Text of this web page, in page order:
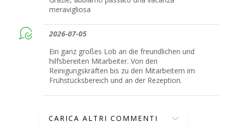
meravigliosa
2026-07-05
Ein ganz großes Lob an die freundlichen und
hilfsbereiten Mitarbeiter. Von den
Reinigungskräften bis zu den Mitarbeitern im
Frühstücksbereich und an der Rezeption.
CARICA ALTRI COMMENTI